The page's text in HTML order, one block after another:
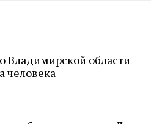
Владимирской области
человека